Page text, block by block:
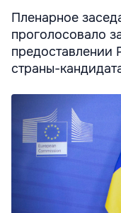
Пленарное
проголосовало
предоставлении
страны-